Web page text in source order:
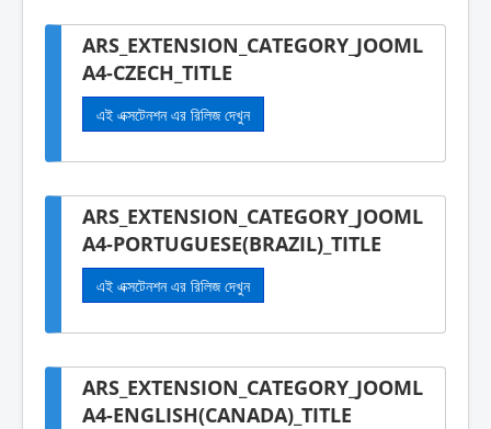
ARS_EXTENSION_CATEGORY_JOOML
A4-CZECH_TITLE
এই এক্সটেনশন এর রিলিজ দেখুন
ARS_EXTENSION_CATEGORY_JOOML
A4-PORTUGUESE(BRAZIL)_TITLE
এই এক্সটেনশন এর রিলিজ দেখুন
ARS_EXTENSION_CATEGORY_JOOML
A4-ENGLISH(CANADA)_TITLE